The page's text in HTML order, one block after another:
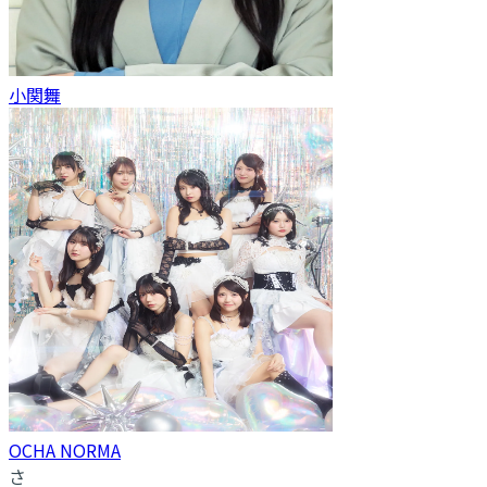
小関舞
OCHA NORMA
さ